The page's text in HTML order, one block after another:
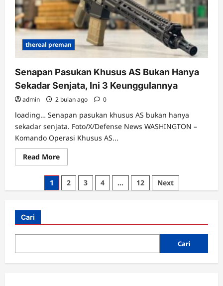
19
2026
thereal preman
Senapan Pasukan Khusus AS Bukan Hanya
Sekadar Senjata, Ini 3 Keunggulannya
admin 2 bulan ago 0
loading… Senapan pasukan khusus AS bukan hanya
sekadar senjata. Foto/X/Defense News WASHINGTON –
Komando Operasi Khusus AS...
Read MoreRead
more
Senapan
Pasukan
Khusus
Senjata,
Ini
Paginasi
1 2 3 4 … 12 Next
Cari
Cari